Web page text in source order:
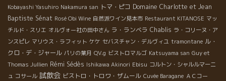
Kobayashi Yasuhiro Nakamura san トマ・ピコ Domaine Charlotte et Jean
Baptiste Sénat Rosé Obi Wine 自然派ワイン見本市 Restaurant KITANOSE マッ
チルド・スリエ オルヴォー社の田中さん ラ・ランベラ Chablis ラ・コリーヌ・ア
ンスピレ マリウス・ラフィット ケケ セバスチャン・デルヴィユ tramontane ル・
クロ・デ・ジャール パリの葉月 QV.g ビストロマルゴ Katsuyama san Guy et
Thomas Jullien Rémi Sédès Ishikawa Akinori Ebisu コルトン・シャルルマーニ
ュ コサール 試飲会 ビストロ・トロワ・ザムール Cuvée Baragane ＡＣコー